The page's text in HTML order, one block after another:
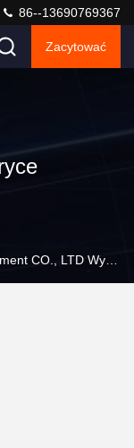
86--13690769367
Zacytować